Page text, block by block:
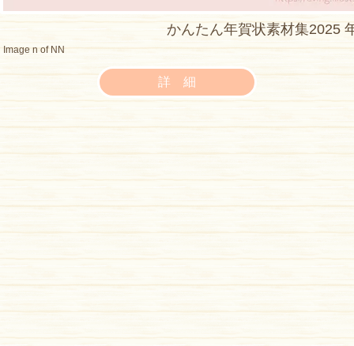
かんたん年賀状素材集2025
詳 細
Image n of NN